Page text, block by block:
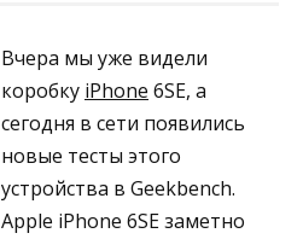
Вчера мы уже видели
коробку iPhone 6SE, а
сегодня в сети появились
новые тесты этого
устройства в Geekbench.
Apple iPhone 6SE заметно